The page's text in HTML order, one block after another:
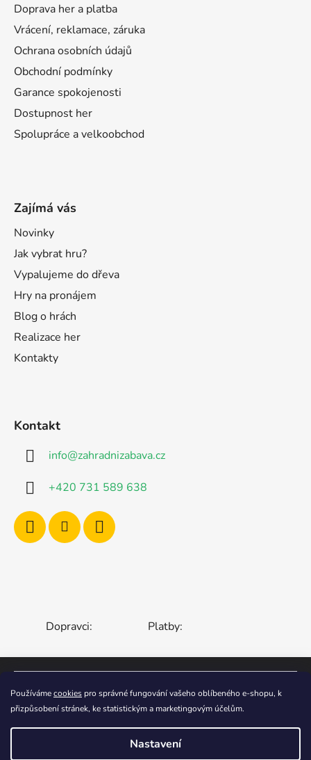
Používámecookies pro správné fungování vašeho oblíbeného e-shopu, k
přizpůsobení stránek, ke statistickým a marketingovým účelům.
Nastavení
Doprava her a platba
Vrácení, reklamace, záruka
Ochrana osobních údajů
Obchodní podmínky
Garance spokojenosti
Dostupnost her
Spolupráce a velkoobchod
Zajímá vás
Novinky
Jak vybrat hru?
Vypalujeme do dřeva
Hry na pronájem
Blog o hrách
Realizace her
Kontakty
Kontakt
info@zahradnizabava.cz
+420 731 589 638
Dopravci: Platby:
ČESKÁ REPUBLIKA
SLOVENSKO
MAĎARSKO
RUMUNSKO
POLSKO
EVROPSKÁ UNIE